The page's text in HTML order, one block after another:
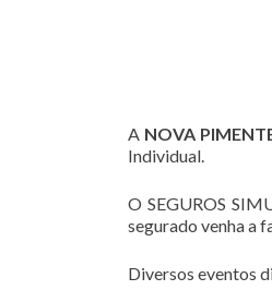
A NOVA
Individual.
O SEGUROS
segurado venha a
Diversos eventos